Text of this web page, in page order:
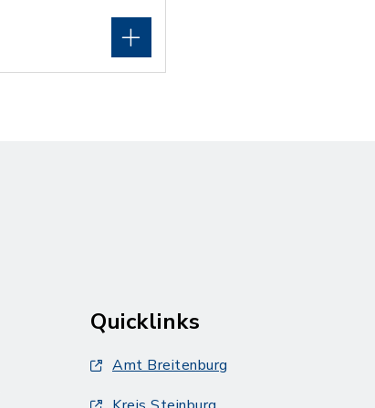
Quicklinks
Amt Breitenburg